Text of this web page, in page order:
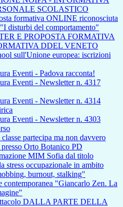
SCOLASTICO
formativa ONLINE riconosciuta
disturbi del comportamento"
E PROPOSTA FORMATIVA
DDEL VENETO
sull'Unione europea: iscrizioni
Eventi - Padova racconta!
Eventi - Newsletter n. 4317
Eventi - Newsletter n. 4314
Eventi - Newsletter n. 4303
partecipa ma non davvero
Orto Botanico PD
MIM Sofia dal titolo
stress occupazionale in ambito
burnout, stalking"
contemporanea "Giancarlo Zen. La
DALLA PARTE DELLA